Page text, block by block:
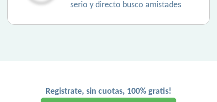
serio y directo busco amistades
Registrate, sin cuotas, 100% gratis!